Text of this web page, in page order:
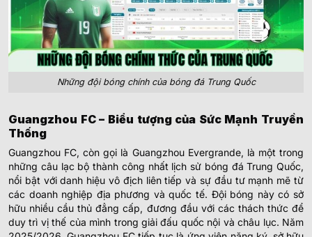
Những đội bóng chính của bóng đá Trung Quốc
Guangzhou FC – Biểu tượng của Sức Mạnh Truyền
Thống
Guangzhou FC, còn gọi là Guangzhou Evergrande, là một trong
những câu lạc bộ thành công nhất lịch sử bóng đá Trung Quốc,
nổi bật với danh hiệu vô địch liên tiếp và sự đầu tư mạnh mẽ từ
các doanh nghiệp địa phương và quốc tế. Đội bóng này có sở
hữu nhiều cầu thủ đẳng cấp, đương đầu với các thách thức để
duy trì vị thế của mình trong giải đấu quốc nội và châu lục. Năm